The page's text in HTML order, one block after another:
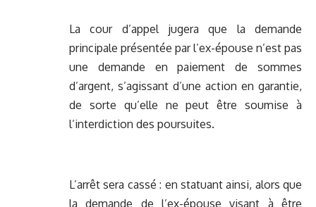
La cour d’appel jugera que la demande
principale présentée par l’ex-épouse n’est pas
une demande en paiement de sommes
d’argent, s’agissant d’une action en garantie,
de sorte qu’elle ne peut être soumise à
l’interdiction des poursuites.
L’arrêt sera cassé : en statuant ainsi, alors que
la demande de l’ex-épouse visant à être